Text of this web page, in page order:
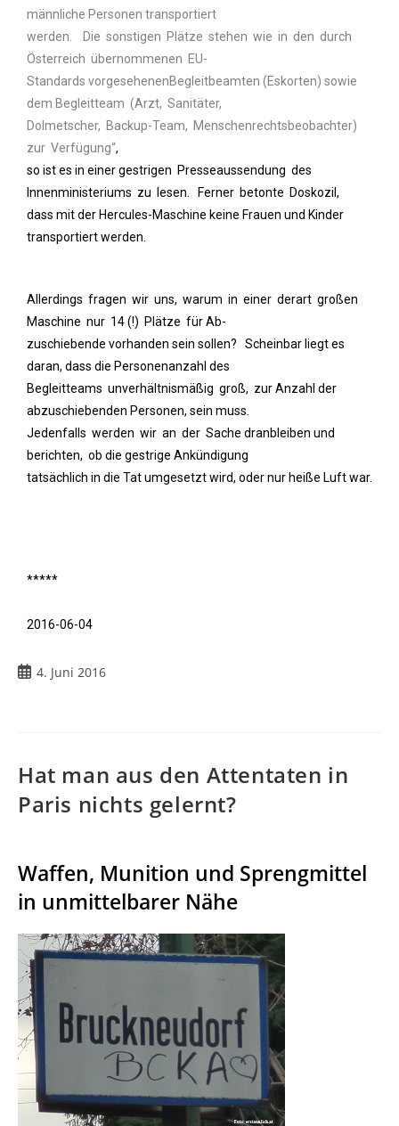
männliche Personen transportiert
werden. Die sonstigen Plätze stehen wie in den durch
Österreich übernommenen EU-
Standards vorgesehenenBegleitbeamten (Eskorten) sowie
dem Begleitteam (Arzt, Sanitäter,
Dolmetscher, Backup-Team, Menschenrechtsbeobachter)
zur Verfügung“,
so ist es in einergestrigen Presseaussendung des
Innenministeriums zu lesen. Ferner betonte Doskozil,
dass mit der Hercules-Maschine keine Frauen und Kinder
transportiert werden.
Allerdings fragen wir uns, warum in einer derart großen
Maschine nur 14 (!) Plätze für Ab-
zuschiebende vorhanden sein sollen? Scheinbar liegt es
daran, dass die Personenanzahl des
Begleitteams unverhältnismäßig groß, zur Anzahl der
abzuschiebenden Personen, sein muss.
Jedenfalls werden wir an der Sache dranbleiben und
berichten, ob die gestrige Ankündigung
tatsächlich in die Tat umgesetzt wird, oder nur heiße Luft war.
*****
2016-06-04
4. Juni 2016
Hat man aus den Attentaten in
Paris nichts gelernt?
Waffen, Munition und Sprengmittel
in unmittelbarer Nähe